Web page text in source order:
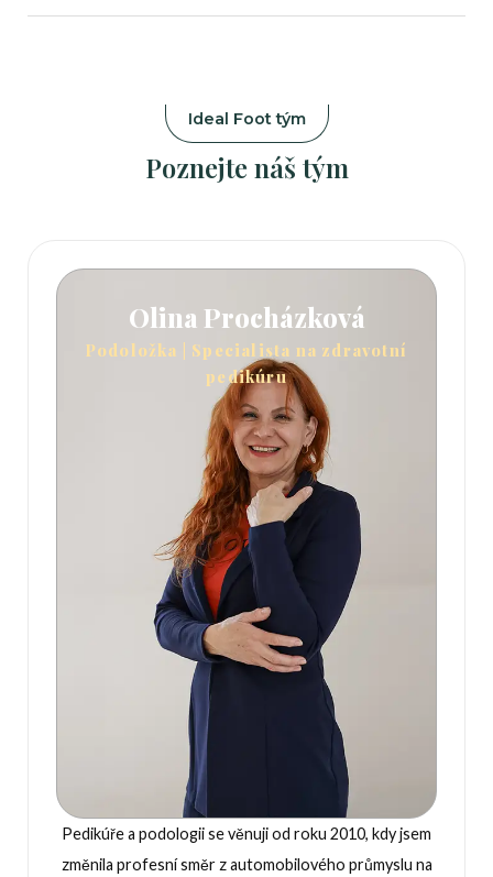
Ideal Foot tým
Poznejte náš tým
Olina Procházková
Podoložka | Specialista na zdravotní
pedikúru
Pedikúře a podologii se věnuji od roku 2010, kdy jsem
změnila profesní směr z automobilového průmyslu na